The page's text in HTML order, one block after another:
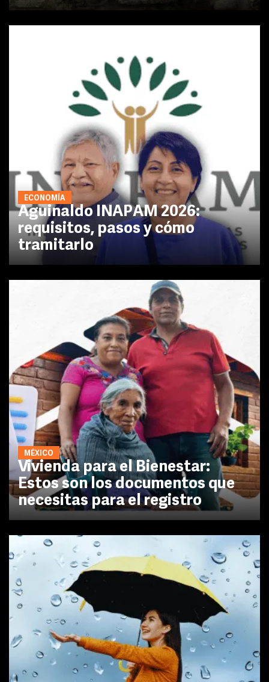
ECONOMÍA
Aguinaldo INAPAM 2026:
requisitos, pasos y cómo
tramitarlo
MÉXICO
Vivienda para el Bienestar:
Estos son los documentos que
necesitas para el registro